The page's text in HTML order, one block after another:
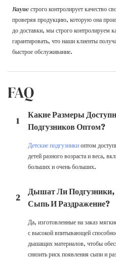
Jiayue строго контролирует качество
проверяя продукцию, которую она
до доставки, мы строго контролируем
гарантировать, что наши клиенты
быстрое обслуживание.
FAQ
1
Какие Размеры
Подгузников Оптом?
Детские подгузникиоптом
детей разного возраста и веса,
больших и очень больших.
2
Дышат Ли Подгузники,
Сыпь И Раздражение?
Да, изготовленные на заказ
с высокой впитывающей
дышащих материалов, чтобы
снизить риск появления сыпи и